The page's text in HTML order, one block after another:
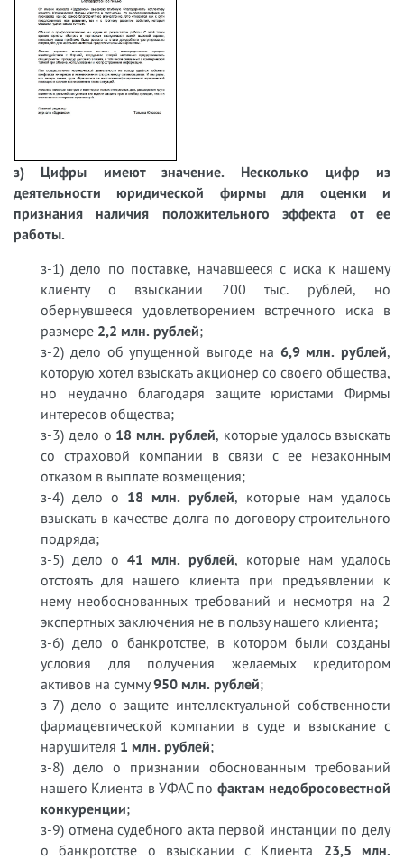
з) Цифры имеют значение. Несколько цифр из
деятельности юридической фирмы для оценки и
признания наличия положительного эффекта от ее
работы.
з-1) дело по поставке, начавшееся с иска к нашему
клиенту о взыскании 200 тыс. рублей, но
обернувшееся удовлетворением встречного иска в
размере 2,2 млн. рублей;
з-2) дело об упущенной выгоде на 6,9 млн. рублей,
которую хотел взыскать акционер со своего общества,
но неудачно благодаря защите юристами Фирмы
интересов общества;
з-3) дело о 18 млн. рублей, которые удалось взыскать
со страховой компании в связи с ее незаконным
отказом в выплате возмещения;
з-4) дело о 18 млн. рублей, которые нам удалось
взыскать в качестве долга по договору строительного
подряда;
з-5) дело о 41 млн. рублей, которые нам удалось
отстоять для нашего клиента при предъявлении к
нему необоснованных требований и несмотря на 2
экспертных заключения не в пользу нашего клиента;
з-6) дело о банкротстве, в котором были созданы
условия для получения желаемых кредитором
активов на сумму950 млн. рублей;
з-7) дело о защите интеллектуальной собственности
фармацевтической компании в суде и взыскание с
нарушителя 1 млн. рублей;
з-8) дело о признании обоснованным требований
нашего Клиента в УФАС по фактам недобросовестной
конкуренции;
з-9) отмена судебного акта первой инстанции по делу
о банкротстве о взыскании с Клиента 23,5 млн.